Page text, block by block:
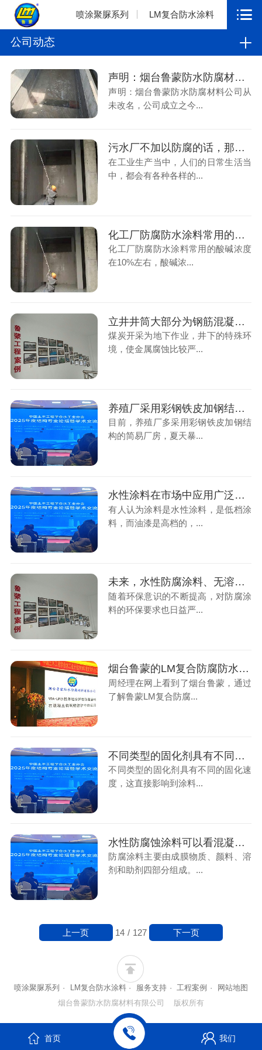
喷涂聚脲系列 LM复合防水涂料
公司动态
声明：烟台鲁蒙防水防腐材料公司从未改名，公司成立之今32年
声明：烟台鲁蒙防水防腐材料公司从
未改名，公司成立之今...
污水厂不加以防腐的话，那么就会降低污水池的使用寿命
在工业生产当中，人们的日常生活当
中，都会有各种各样的...
化工厂防腐防水涂料常用的酸碱浓度在10%左右，酸碱浓度的不同，对应的价格也有所不同
化工厂防腐防水涂料常用的酸碱浓度
在10%左右，酸碱浓...
立井井筒大部分为钢筋混凝土材料支架防腐可选鲁蒙乙烯基酯复合防腐防水涂料
煤炭开采为地下作业，井下的特殊环
境，使金属腐蚀比较严...
养殖厂采用彩钢铁皮加钢结构防护选择烟台鲁蒙喷涂聚脲防水涂料
目前，养殖厂多采用彩钢铁皮加钢结
构的简易厂房，夏天暴...
水性涂料在市场中应用广泛，符合污水厂应用场景
有人认为涂料是水性涂料，是低档涂
料，而油漆是高档的，...
未来，水性防腐涂料、无溶剂防腐涂料将成为研发和应用的方向
随着环保意识的不断提高，对防腐涂
料的环保要求也日益严...
烟台鲁蒙的LM复合防腐防水涂料可供污水池使用
周经理在网上看到了烟台鲁蒙，通过
了解鲁蒙LM复合防腐...
不同类型的固化剂具有不同的固化速度，这直接影响到涂料的施工性能
不同类型的固化剂具有不同的固化速
度，这直接影响到涂料...
水性防腐蚀涂料可以看混凝土基层的腐蚀
防腐涂料主要由成膜物质、颜料、溶
剂和助剂四部分组成。...
14 / 127
上一页 下一页
喷涂聚脲系列 · LM复合防水涂料 · 服务支持 · 工程案例 ·
网站地图
烟台鲁蒙防水防腐材料有限公司 版权所有
首页 我们